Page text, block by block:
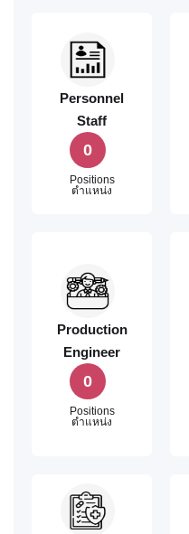
Personnel
Staff
0
Positions
ตำแหน่ง
Production
Engineer
0
Positions
ตำแหน่ง